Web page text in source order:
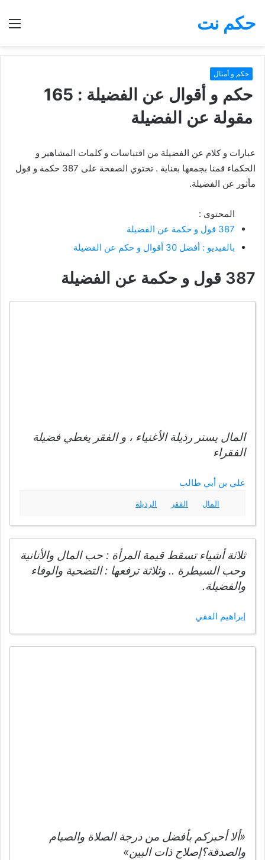
بحث
حكم نت
حكم و أمثال
حكم و أقوال عن الفضيلة : 165
مقولة عن الفضيلة
عبارات و كلام عن الفضيلة من اقتباسات و كلمات المشاهير و
الحكماء قمنا بجمعها بعناية . تحتوي الصفحة على 387 حكمة و قول
مأثور عن الفضيلة.
المحتوى :
387 قول و حكمة عن الفضيلة
بالفيديو : أفضل 30 أقوال و حكم عن الفضيلة
387 قول و حكمة عن الفضيلة
المال يستر رذيلة الأغنياء ، و الفقر يغطي فضيلة
الفقراء
علي بن أبي طالب
المال الفقر الرذيلة
ثلاثة أشياء تسقط قيمة المرأة : حب المال والأنانية
وحب السيطرة .. وثلاثة ترفعها : التضحية والوفاء
والفضيلة.
إبراهيم الفقي
«ألا أحبركم بأفضل من درجة الصلاة والصيام
والصدقة؟إصلاح ذات البين»